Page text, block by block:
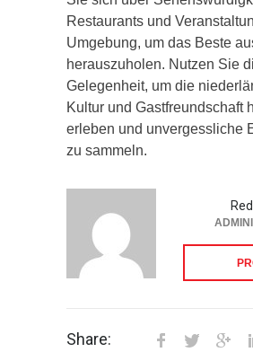
Restaurants und
Umgebung, um das Beste
herauszuholen. Nutzen Sie
Gelegenheit, um die
Kultur und Gastfreundschaft
erleben und unvergessliche
zu sammeln.
Share: